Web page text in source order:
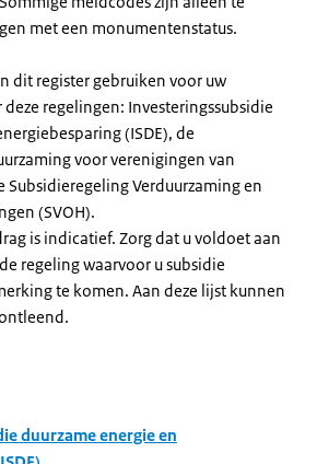
met een monumentenstatus.
dit register gebruiken voor uw
regelingen: Investeringssubsidie
(ISDE), de
voor verenigingen van
Subsidieregeling Verduurzaming en
(SVOH).
is indicatief. Zorg dat u voldoet aan
regeling waarvoor u subsidie
te komen. Aan deze lijst kunnen
duurzame energie en